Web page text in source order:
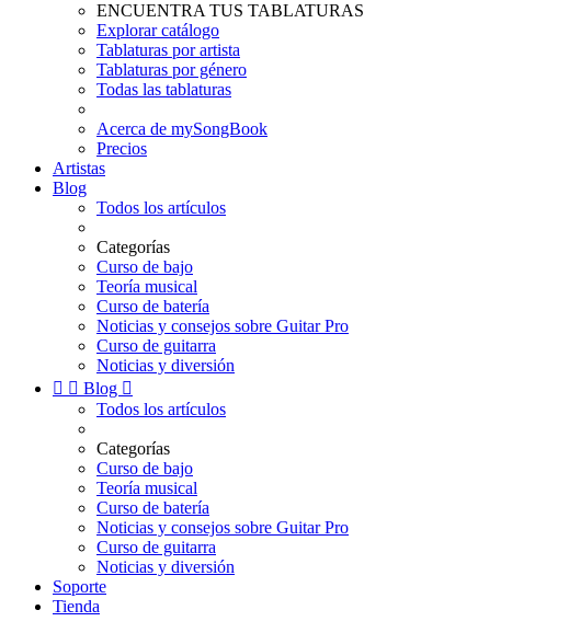
ENCUENTRA TUS TABLATURAS
Explorar catálogo
Tablaturas por artista
Tablaturas por género
Todas las tablaturas
Acerca de mySongBook
Precios
Artistas
Blog
Todos los artículos
Categorías
Curso de bajo
Teoría musical
Curso de batería
Noticias y consejos sobre Guitar Pro
Curso de guitarra
Noticias y diversión
  Blog 
Todos los artículos
Categorías
Curso de bajo
Teoría musical
Curso de batería
Noticias y consejos sobre Guitar Pro
Curso de guitarra
Noticias y diversión
Soporte
Tienda